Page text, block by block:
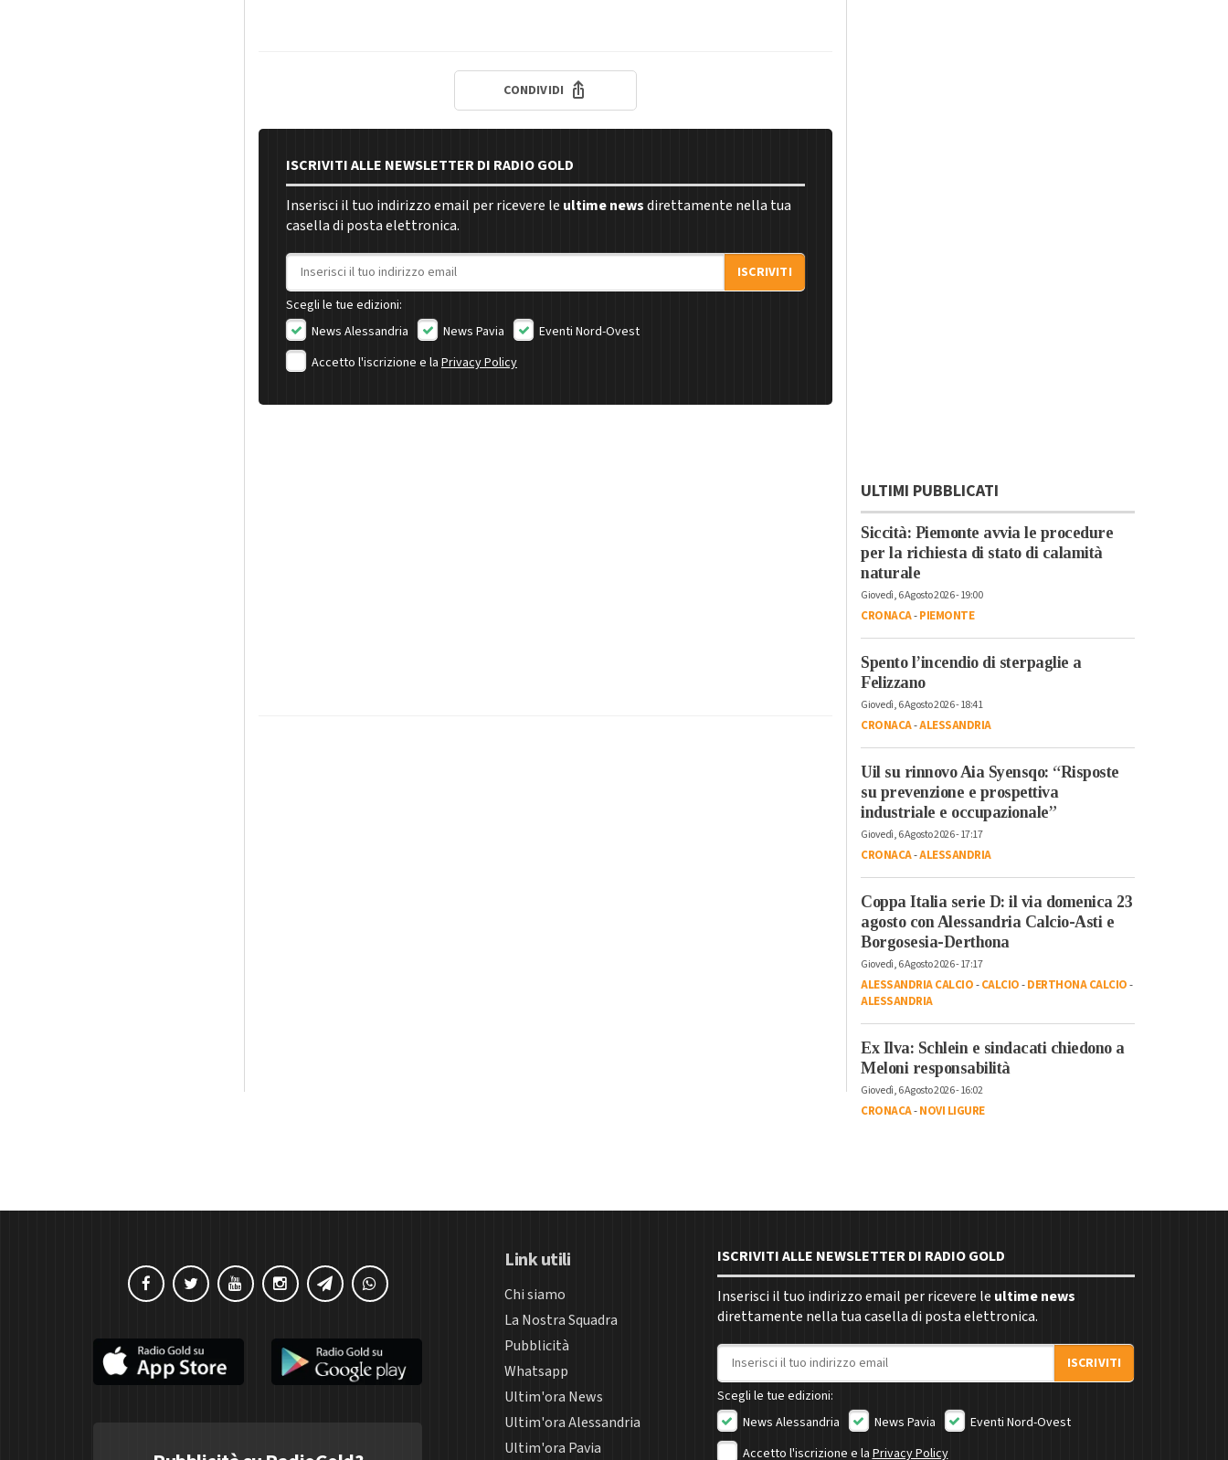
CONDIVIDI
ISCRIVITI ALLE NEWSLETTER DI RADIO GOLD
Inserisci il tuo indirizzo email per ricevere le ultime newsdirettamente nella tua
casella di posta elettronica.
Indirizzo email
ISCRIVITI
Scegli le tue edizioni:
News Alessandria
News Pavia
Eventi Nord-Ovest
Accetto l'iscrizione e la Privacy Policy
ULTIMI PUBBLICATI
Siccità: Piemonte avvia le procedure
per la richiesta di stato di calamità
naturale
Giovedì, 6 Agosto 2026 - 19:00
CRONACA-PIEMONTE
Spento l’incendio di sterpaglie a
Felizzano
Giovedì, 6 Agosto 2026 - 18:41
CRONACA-ALESSANDRIA
Uil su rinnovo Aia Syensqo: “Risposte
su prevenzione e prospettiva
industriale e occupazionale”
Giovedì, 6 Agosto 2026 - 17:17
CRONACA-ALESSANDRIA
Coppa Italia serie D: il via domenica 23
agosto con Alessandria Calcio-Asti e
Borgosesia-Derthona
Giovedì, 6 Agosto 2026 - 17:17
ALESSANDRIA CALCIO-CALCIO-DERTHONA CALCIO-
ALESSANDRIA
Ex Ilva: Schlein e sindacati chiedono a
Meloni responsabilità
Giovedì, 6 Agosto 2026 - 16:02
CRONACA-NOVI LIGURE
Link utili
Chi siamo
La Nostra Squadra
Pubblicità
Whatsapp
Ultim'ora News
Ultim'ora Alessandria
Ultim'ora Pavia
ISCRIVITI ALLE NEWSLETTER DI RADIO GOLD
Inserisci il tuo indirizzo email per ricevere le ultime news
direttamente nella tua casella di posta elettronica.
Indirizzo email
ISCRIVITI
Scegli le tue edizioni:
News Alessandria
News Pavia
Eventi Nord-Ovest
Accetto l'iscrizione e la Privacy Policy